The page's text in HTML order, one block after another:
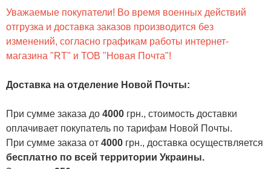
Уважаемые покупатели! Во время военных действий
отгрузка и доставка заказов производится без
изменений, согласно графикам работы интернет-
магазина "RT" и ТОВ "Новая Почта"!
Доставка на отделение Новой Почты:
При сумме заказа до 4000 грн., стоимость доставки
оплачивает покупатель по тарифам Новой Почты.
При сумме заказа от 4000 грн., доставка осуществляется
бесплатно по всей территории Украины.